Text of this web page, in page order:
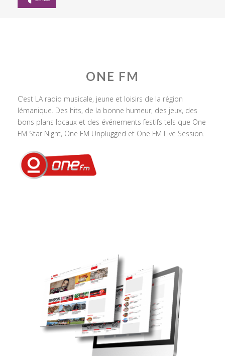
ONE FM
C’est LA radio musicale, jeune et loisirs de la région
lémanique. Des hits, de la bonne humeur, des jeux, des
bons plans locaux et des événements festifs tels que One
FM Star Night, One FM Unplugged et One FM Live Session.